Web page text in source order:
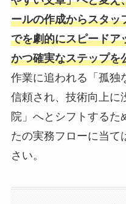
ールの作成からスタッ
でを劇的にスピードア
かつ確実なステップを
作業に追われる「孤独
信頼され、技術向上に
院」へとシフトするた
たの実務フローに当て
さい。